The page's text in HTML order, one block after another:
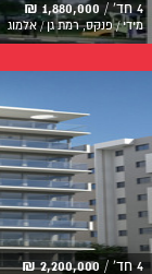
4 חד' / 1,880,000 ₪
מידי / פנקס, רמת גן / אלמוג
4 חד' / 2,200,000 ₪